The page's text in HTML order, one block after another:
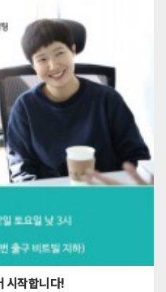
시작합니다!